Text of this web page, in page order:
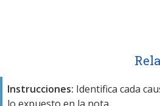
Instrucciones: Identifica cada